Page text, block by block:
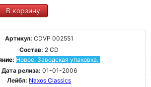
В корзину
Артикул: CDVP 002551
Состав: 2 CD
Новое. Заводская упаковка.
Дата релиза: 01-01-2006
Лейбл: Naxos Classics